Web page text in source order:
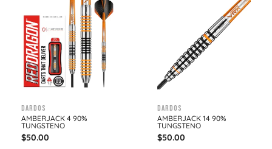
Dardos
AMBERJACK 4 90%
TUNGSTENO
$50.00
Dardos
AMBERJACK 14 90%
TUNGSTENO
$50.00